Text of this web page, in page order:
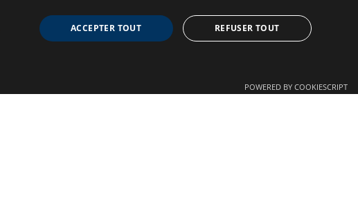
ACCEPTER TOUT REFUSER TOUT
POWERED BY COOKIESCRIPT